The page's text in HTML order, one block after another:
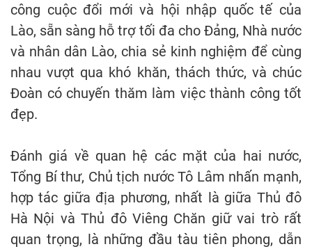
công cuộc đổi mới và hội nhập quốc tế của
Lào, sẵn sàng hỗ trợ tối đa cho Đảng, Nhà nước
và nhân dân Lào, chia sẻ kinh nghiệm để cùng
nhau vượt qua khó khăn, thách thức, và chúc
Đoàn có chuyến thăm làm việc thành công tốt
đẹp.
Đánh giá về quan hệ các mặt của hai nước,
Tổng Bí thư, Chủ tịch nước Tô Lâm nhấn mạnh,
hợp tác giữa địa phương, nhất là giữa Thủ đô
Hà Nội và Thủ đô Viêng Chăn giữ vai trò rất
quan trọng, là những đầu tàu tiên phong, dẫn